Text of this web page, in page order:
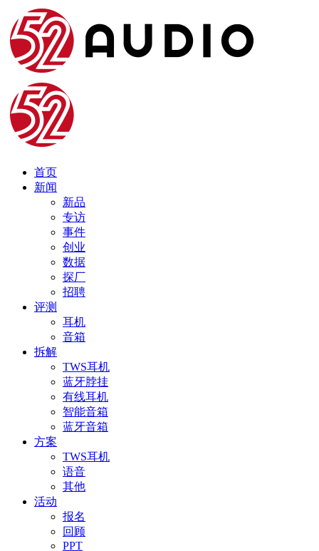
首页
新闻
新品
专访
事件
创业
数据
探厂
招聘
评测
耳机
音箱
拆解
TWS耳机
蓝牙脖挂
有线耳机
智能音箱
蓝牙音箱
方案
TWS耳机
语音
其他
活动
报名
回顾
PPT